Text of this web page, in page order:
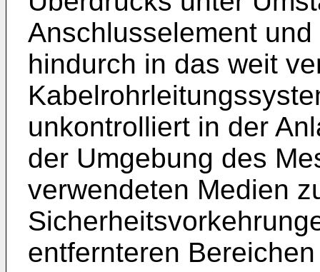
Anschlusselement
hindurch in das weit
unkontrolliert in der
der Umgebung des
verwendeten Medien
entfernteren